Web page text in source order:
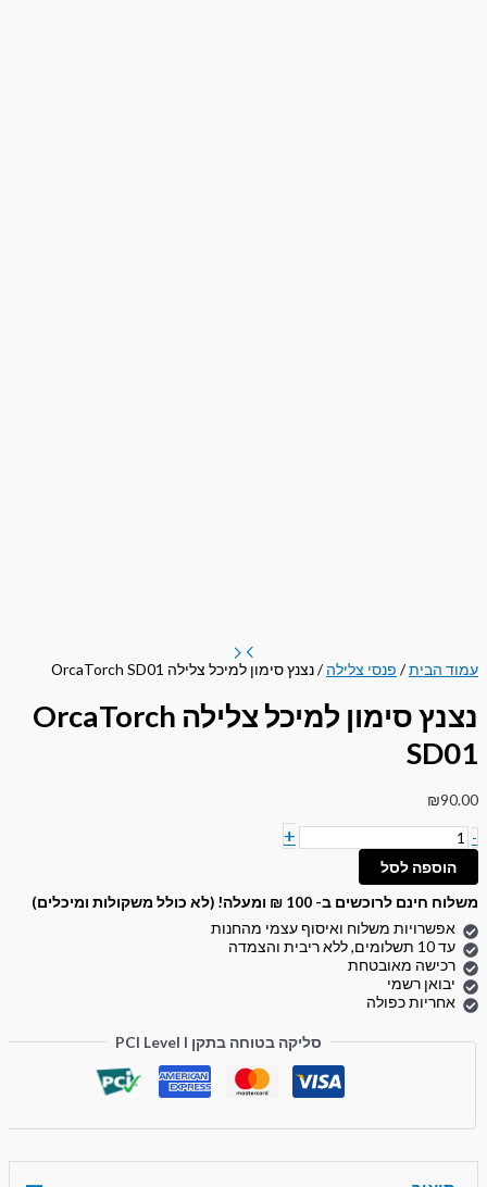
עמוד הבית/ פנסי צלילה / נצנץ סימון למיכל צלילה OrcaTorch SD01
נצנץ סימון למיכל צלילה OrcaTorch
SD01
₪90.00
-
+
הוספה לסל
משלוח חינם לרוכשים ב- 100 ₪ ומעלה! (לא כולל משקולות ומיכלים)
אפשרויות משלוח ואיסוף עצמי מהחנות
עד 10 תשלומים, ללא ריבית והצמדה
רכישה מאובטחת
יבואן רשמי
אחריות כפולה
סליקה בטוחה בתקן PCI Level I